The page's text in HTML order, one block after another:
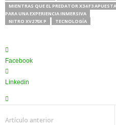
MIENTRAS QUE EL PREDATOR X34 F3
PARA UNA EXPERIENCIA INMERSIVA
NITRO XV270X P
TECNOLOGÍA
Facebook
Linkedin
Artículo anterior